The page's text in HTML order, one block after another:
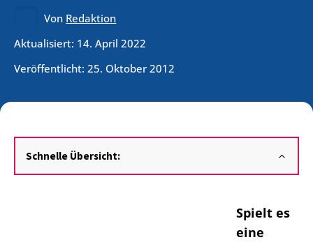
Von Redaktion
Aktualisiert: 14. April 2022
Veröffentlicht: 25. Oktober 2012
Schnelle Übersicht:
Spielt es
eine